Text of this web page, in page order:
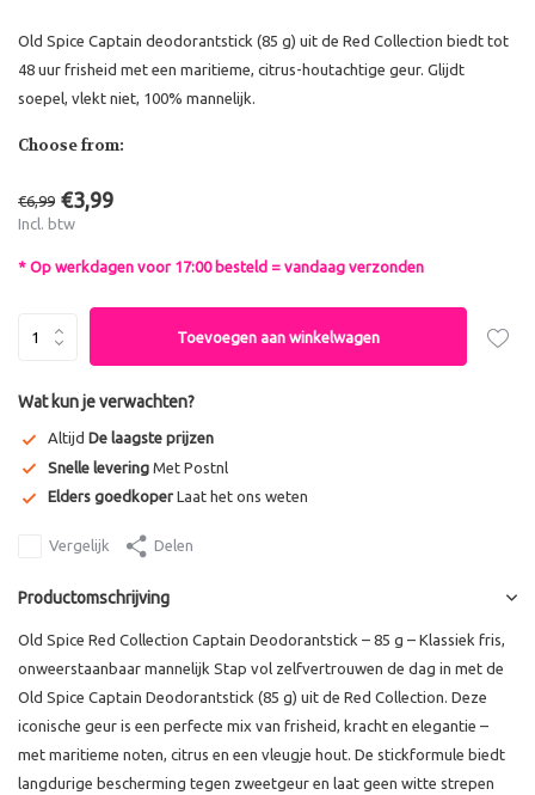
Old Spice Captain deodorantstick (85 g) uit de Red Collection biedt tot
48 uur frisheid met een maritieme, citrus-houtachtige geur. Glijdt
soepel, vlekt niet, 100% mannelijk.
Choose from:
€6,99 €3,99
Incl. btw
* Op werkdagen voor 17:00 besteld = vandaag verzonden
Toevoegen aan winkelwagen
Wat kun je verwachten?
Altijd De laagste prijzen
Snelle levering Met Postnl
Elders goedkoper Laat het ons weten
Vergelijk Delen
Productomschrijving
Old Spice Red Collection Captain Deodorantstick – 85 g – Klassiek fris,
onweerstaanbaar mannelijk Stap vol zelfvertrouwen de dag in met de
Old Spice Captain Deodorantstick (85 g) uit de Red Collection. Deze
iconische geur is een perfecte mix van frisheid, kracht en elegantie –
met maritieme noten, citrus en een vleugje hout. De stickformule biedt
langdurige bescherming tegen zweetgeur en laat geen witte strepen